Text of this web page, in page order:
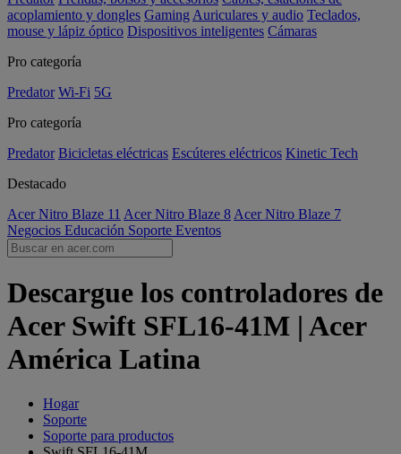
acoplamiento y dongles Gaming Auriculares y audio Teclados,
mouse y lápiz óptico Dispositivos inteligentes Cámaras
Pro categoría
Predator Wi-Fi 5G
Pro categoría
Predator Bicicletas eléctricas Escúteres eléctricos Kinetic Tech
Destacado
Acer Nitro Blaze 11 Acer Nitro Blaze 8 Acer Nitro Blaze 7
Negocios Educación Soporte Eventos
Descargue los controladores de
Acer Swift SFL16-41M | Acer
América Latina
Hogar
Soporte
Soporte para productos